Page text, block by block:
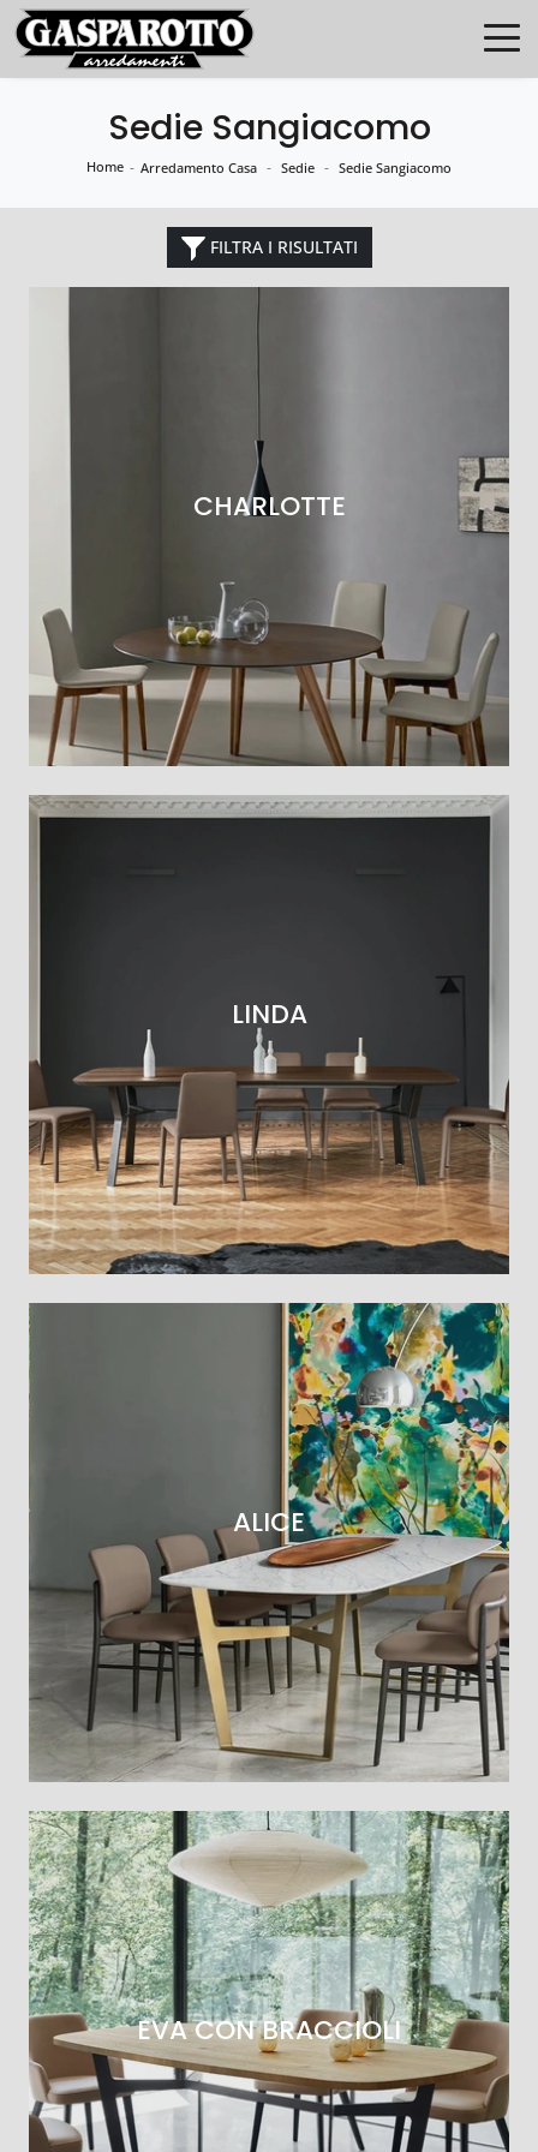
Sedie Sangiacomo
Home - Arredamento Casa - Sedie - Sedie Sangiacomo
FILTRA I RISULTATI
CHARLOTTE
LINDA
ALICE
EVA CON BRACCIOLI